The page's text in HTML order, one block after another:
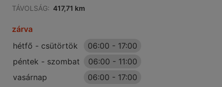
TÁVOLSÁG: 417,71 km
zárva
hétfő - csütörtök
06:00 - 17:00
péntek - szombat
06:00 - 11:00
vasárnap
06:00 - 17:00